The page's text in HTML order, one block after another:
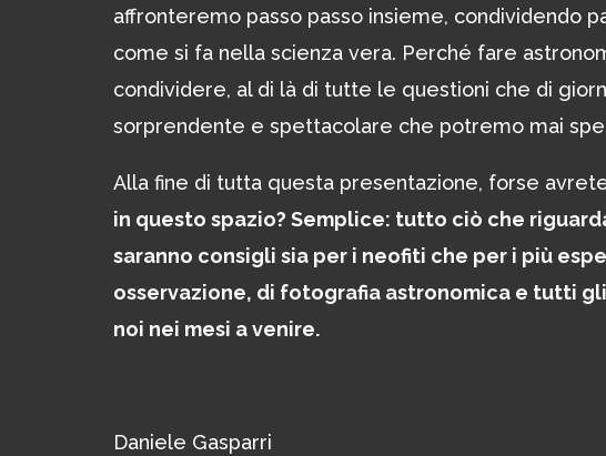
affronteremo passo passo insieme, condividendo
come si fa nella scienza vera. Perché fare
condividere, al di là di tutte le questioni che di
sorprendente e spettacolare che potremo mai
Alla fine di tutta questa presentazione, forse
in questo spazio? Semplice: tutto ciò che
saranno consigli sia per i neofiti che per i più
osservazione, di fotografia astronomica e tutti
noi nei mesi a venire.
Daniele Gasparri